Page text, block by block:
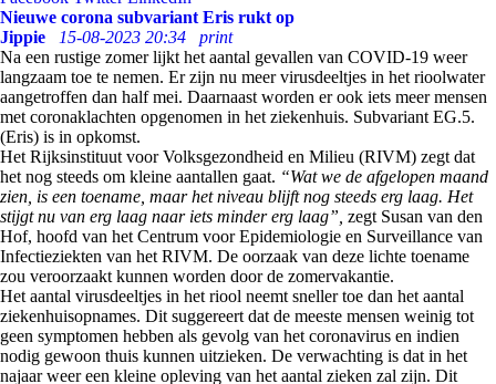
Nieuwe corona subvariant Eris rukt op
Jippie
15-08-2023 20:34
print
Na een rustige zomer lijkt het aantal gevallen van COVID-19 weer
langzaam toe te nemen. Er zijn nu meer virusdeeltjes in het rioolwater
aangetroffen dan half mei. Daarnaast worden er ook iets meer mensen
met coronaklachten opgenomen in het ziekenhuis. Subvariant EG.5.
(Eris) is in opkomst.
Het Rijksinstituut voor Volksgezondheid en Milieu (RIVM) zegt dat
het nog steeds om kleine aantallen gaat. “Wat we de afgelopen maand
zien, is een toename, maar het niveau blijft nog steeds erg laag. Het
stijgt nu van erg laag naar iets minder erg laag”, zegt Susan van den
Hof, hoofd van het Centrum voor Epidemiologie en Surveillance van
Infectieziekten van het RIVM. De oorzaak van deze lichte toename
zou veroorzaakt kunnen worden door de zomervakantie.
Het aantal virusdeeltjes in het riool neemt sneller toe dan het aantal
ziekenhuisopnames. Dit suggereert dat de meeste mensen weinig tot
geen symptomen hebben als gevolg van het coronavirus en indien
nodig gewoon thuis kunnen uitzieken. De verwachting is dat in het
najaar weer een kleine opleving van het aantal zieken zal zijn. Dit